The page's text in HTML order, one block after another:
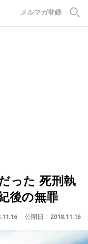
メルマガ登録
った 死刑執
後の無罪
公開日： 2018.11.16